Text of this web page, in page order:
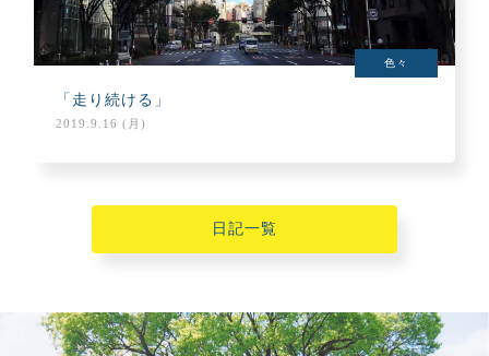
色々
「走り続ける」
2019.9.16 (月)
日記一覧